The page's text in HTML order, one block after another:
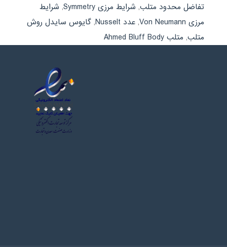
تفاضل محدود متلب, شرایط مرزی Symmetry , شرایط
مرزی Von Neumann
, عدد Nusselt , گایوس سایدل روش
متلب, متلب Ahmed Bluff Body